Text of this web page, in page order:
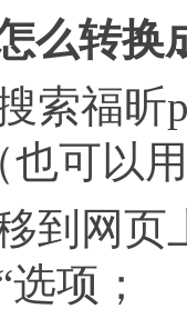
么转换
福昕
可以
网页上
选项；